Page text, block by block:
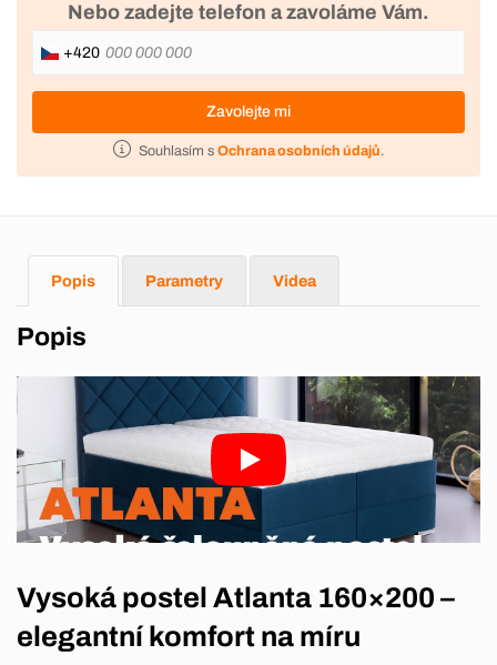
Nebo zadejte telefon a zavoláme Vám.
+420
Zavolejte mi
Souhlasím s Ochrana osobních údajů.
Popis Parametry Videa
Popis
Vysoká postel Atlanta 160×200 –
elegantní komfort na míru